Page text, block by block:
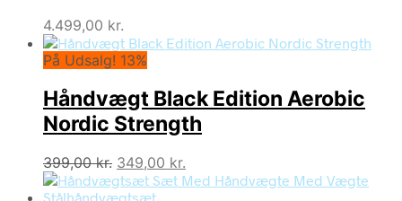
4.499,00 kr.
På Udsalg! 13%
Håndvægt Black Edition Aerobic
Nordic Strength
399,00kr. Den
oprindelige
349,00 kr.
aktuelle